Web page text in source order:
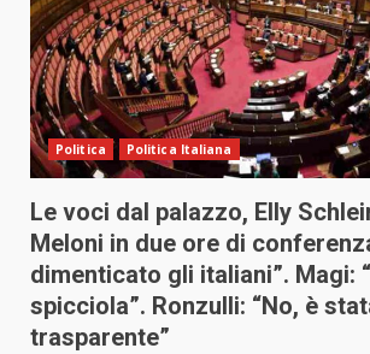
Politica Politica Italiana
Le voci dal palazzo, Elly
Meloni in due ore di
dimenticato gli italiani”. Magi:
spicciola”. Ronzulli: “No, è
trasparente”